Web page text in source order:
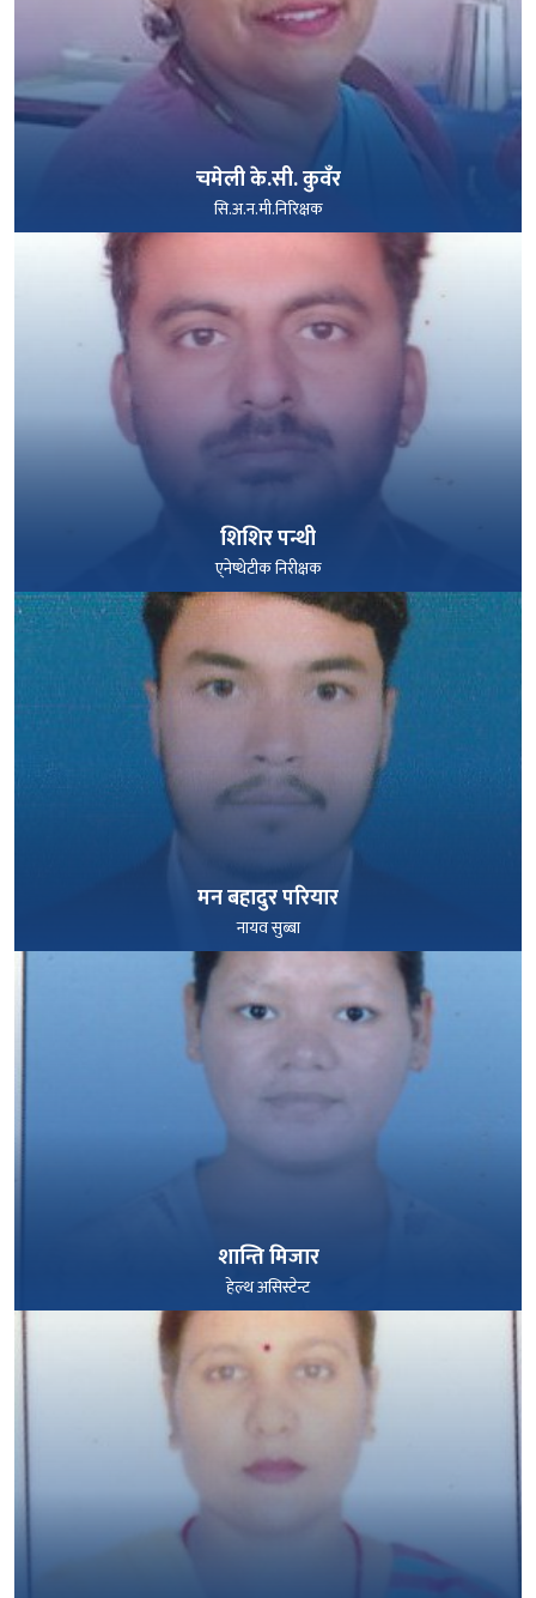
चमेली के.सी. कुवँर
सि.अ.न.मी.निरिक्षक
शिशिर पन्थी
ए्नेष्थेटीक निरीक्षक
मन बहादुर परियार
नायव सुब्बा
पूरा हेर्नुहोस्
शान्ति मिजार
हेल्थ असिस्टेन्ट
पूरा हेर्नुहोस्